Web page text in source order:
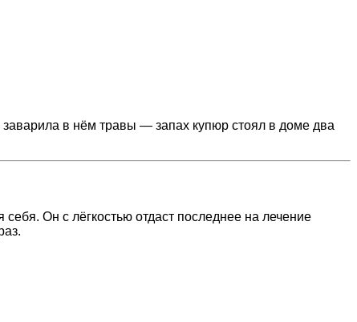
в нём травы — запах купюр стоял в доме два
себя. Он с лёгкостью отдаст последнее на лечение